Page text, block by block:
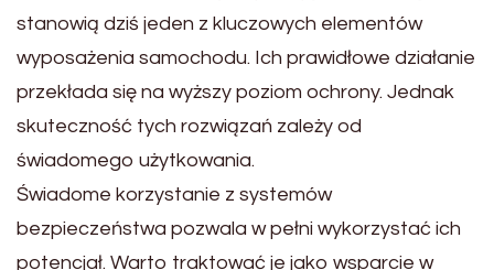
stanowią dziś jeden z kluczowych elementów
wyposażenia samochodu. Ich prawidłowe działanie
przekłada się na wyższy poziom ochrony. Jednak
skuteczność tych rozwiązań zależy od
świadomego użytkowania.
Świadome korzystanie z systemów
bezpieczeństwa pozwala w pełni wykorzystać ich
potencjał. Warto traktować je jako wsparcie w